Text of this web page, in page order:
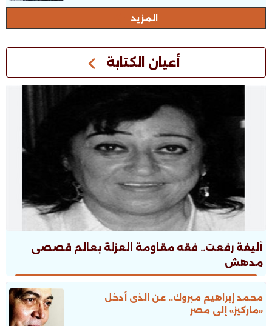
المزيد
أعيان الكتابة
أليفة رفعت.. فقه مقاومة العزلة بعالم قصصى
مدهش
محمد إبراهيم مبروك.. عن الذى أدخل
«ماركيز» إلى مصر